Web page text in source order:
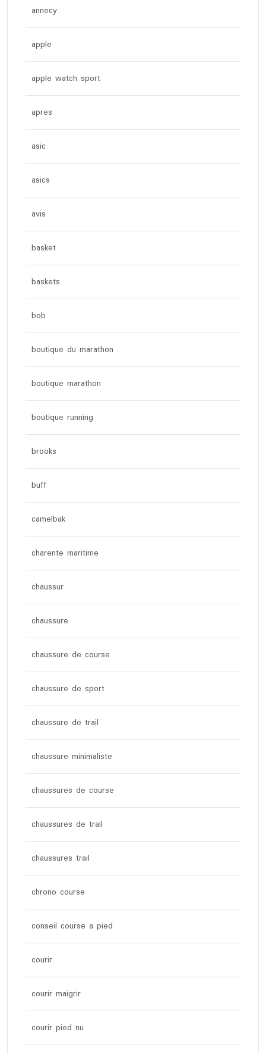
annecy
apple
apple watch sport
apres
asic
asics
avis
basket
baskets
bob
boutique du marathon
boutique marathon
boutique running
brooks
buff
camelbak
charente maritime
chaussur
chaussure
chaussure de course
chaussure de sport
chaussure de trail
chaussure minimaliste
chaussures de course
chaussures de trail
chaussures trail
chrono course
conseil course a pied
courir
courir maigrir
courir pied nu